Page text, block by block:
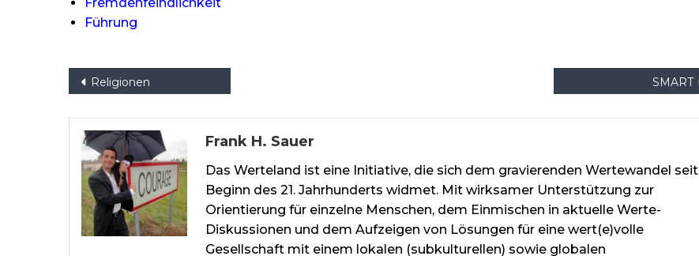
Führung
Beitragsnavigation
Religionen SMART
Frank H. Sauer
Das Werteland ist eine Initiative, die sich dem gravierenden Wertewandel seit
Beginn des 21. Jahrhunderts widmet. Mit wirksamer Unterstützung zur
Orientierung für einzelne Menschen, dem Einmischen in aktuelle Werte-
Diskussionen und dem Aufzeigen von Lösungen für eine wert(e)volle
Gesellschaft mit einem lokalen (subkulturellen) sowie globalen